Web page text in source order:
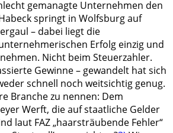
gemanagte Unternehmen den
springt in Wolfsburg auf
­– dabei liegt die
Erfolg einzig und
Nicht beim Steuerzahler.
Gewinne – gewandelt hat sich
schnell noch weitsichtig genug.
Branche zu nennen: Dem
Werft, die auf staatliche Gelder
laut FAZ „haarsträubende Fehler“